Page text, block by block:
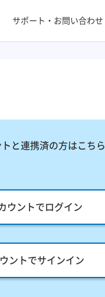
サポート・お問い合わせ
と連携済の方はこちら
ウントでログイン
ントでサインイン